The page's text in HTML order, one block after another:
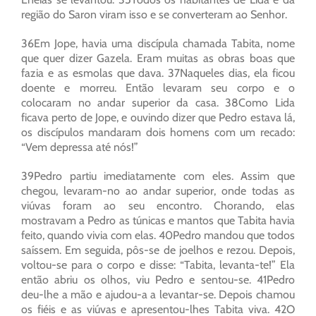
região do Saron viram isso e se converteram ao Senhor.
36Em Jope, havia uma discípula chamada Tabita, nome
que quer dizer Gazela. Eram muitas as obras boas que
fazia e as esmolas que dava. 37Naqueles dias, ela ficou
doente e morreu. Então levaram seu corpo e o
colocaram no andar superior da casa. 38Como Lida
ficava perto de Jope, e ouvindo dizer que Pedro estava lá,
os discípulos mandaram dois homens com um recado:
“Vem depressa até nós!”
39Pedro partiu imediatamente com eles. Assim que
chegou, levaram-no ao andar superior, onde todas as
viúvas foram ao seu encontro. Chorando, elas
mostravam a Pedro as túnicas e mantos que Tabita havia
feito, quando vivia com elas. 40Pedro mandou que todos
saíssem. Em seguida, pôs-se de joelhos e rezou. Depois,
voltou-se para o corpo e disse: “Tabita, levanta-te!” Ela
então abriu os olhos, viu Pedro e sentou-se. 41Pedro
deu-lhe a mão e ajudou-a a levantar-se. Depois chamou
os fiéis e as viúvas e apresentou-lhes Tabita viva. 42O